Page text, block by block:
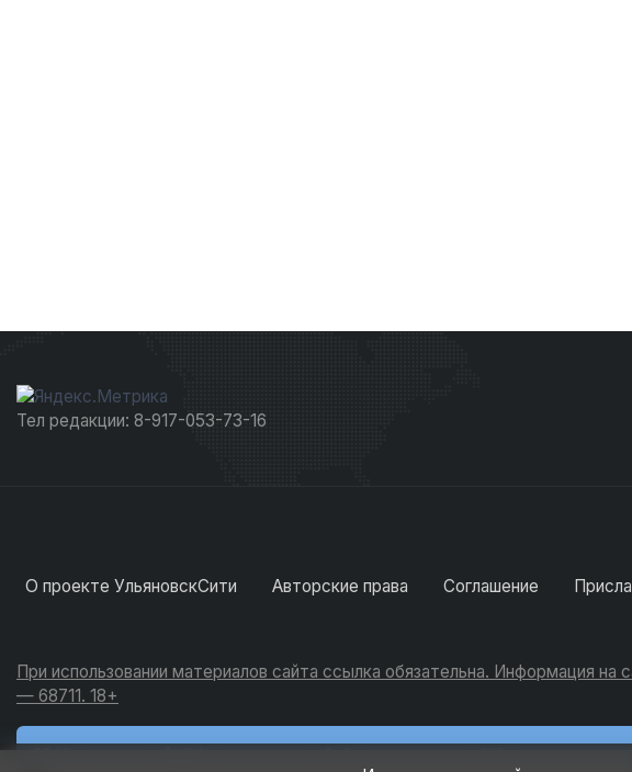
Тел редакции: 8-917-053-73-16
О проекте УльяновскСити Авторские права Соглашение
При использовании материалов сайта ссылка обязательна. Информация
— 68711. 18+